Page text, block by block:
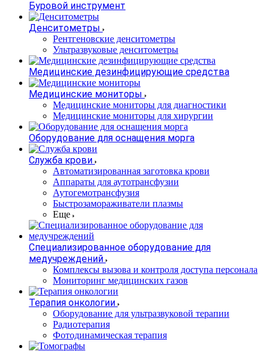
Буровой инструмент
Денситометры
Рентгеновские денситометры
Ультразвуковые денситометры
Медицинские дезинфицирующие средства
Медицинские мониторы
Медицинские мониторы для диагностики
Медицинские мониторы для хирургии
Оборудование для оснащения морга
Служба крови
Автоматизированная заготовка крови
Аппараты для аутотрансфузии
Аутогемотрансфузия
Быстрозамораживатели плазмы
Еще
Специализированное оборудование для
медучреждений
Комплексы вызова и контроля доступа персонала
Мониторинг медицинских газов
Терапия онкологии
Оборудование для ультразвуковой терапии
Радиотерапия
Фотодинамическая терапия